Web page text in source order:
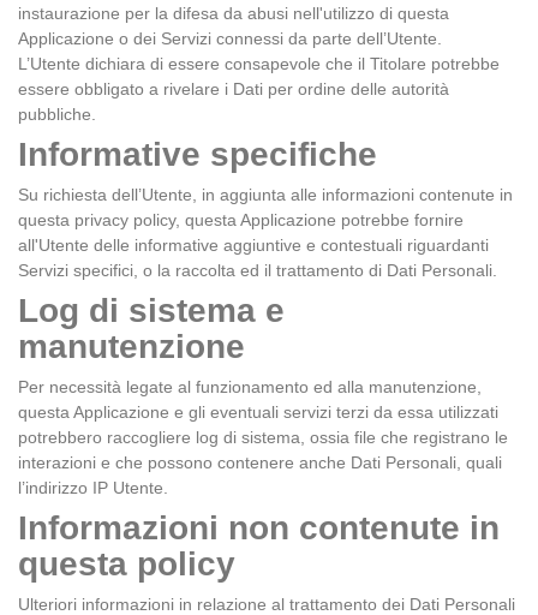
instaurazione per la difesa da abusi nell'utilizzo di questa
Applicazione o dei Servizi connessi da parte dell’Utente.
L’Utente dichiara di essere consapevole che il Titolare potrebbe
essere obbligato a rivelare i Dati per ordine delle autorità
pubbliche.
Informative specifiche
Su richiesta dell’Utente, in aggiunta alle informazioni contenute in
questa privacy policy, questa Applicazione potrebbe fornire
all'Utente delle informative aggiuntive e contestuali riguardanti
Servizi specifici, o la raccolta ed il trattamento di Dati Personali.
Log di sistema e
manutenzione
Per necessità legate al funzionamento ed alla manutenzione,
questa Applicazione e gli eventuali servizi terzi da essa utilizzati
potrebbero raccogliere log di sistema, ossia file che registrano le
interazioni e che possono contenere anche Dati Personali, quali
l’indirizzo IP Utente.
Informazioni non contenute in
questa policy
Ulteriori informazioni in relazione al trattamento dei Dati Personali